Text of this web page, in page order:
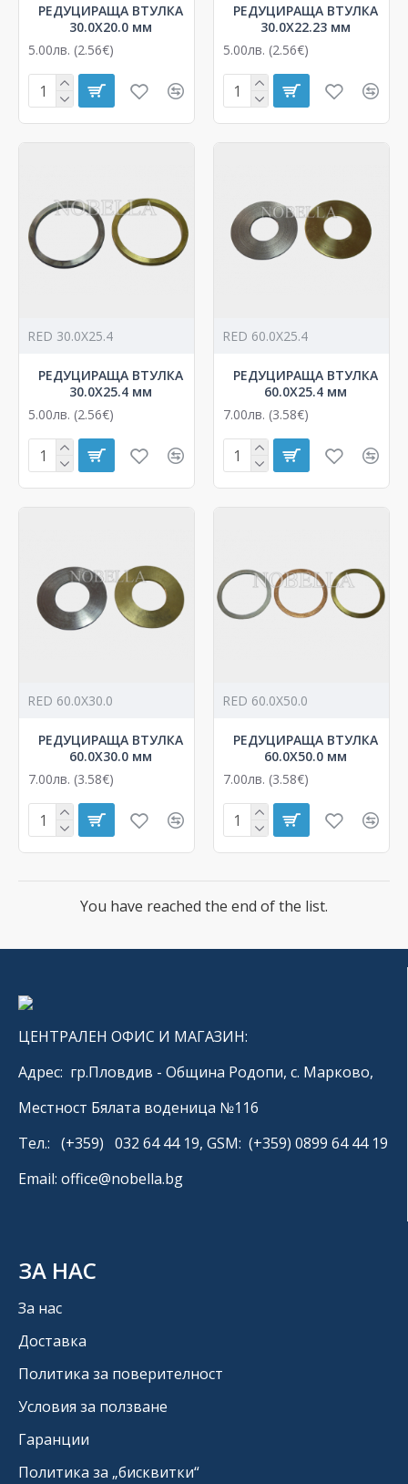
РЕДУЦИРАЩА ВТУЛКА
30.0X20.0 мм
5.00лв. (2.56€)
РЕДУЦИРАЩА ВТУЛКА
30.0X22.23 мм
5.00лв. (2.56€)
RED 30.0X25.4
РЕДУЦИРАЩА ВТУЛКА
30.0X25.4 мм
5.00лв. (2.56€)
RED 60.0X25.4
РЕДУЦИРАЩА ВТУЛКА
60.0X25.4 мм
7.00лв. (3.58€)
RED 60.0X30.0
РЕДУЦИРАЩА ВТУЛКА
60.0X30.0 мм
7.00лв. (3.58€)
RED 60.0X50.0
РЕДУЦИРАЩА ВТУЛКА
60.0X50.0 мм
7.00лв. (3.58€)
You have reached the end of the list.
ЦЕНТРАЛЕН ОФИС И МАГАЗИН:
Адрес: гр.Пловдив - Община Родопи, с. Марково,
Местност Бялата воденица №116
Тел.: (+359) 032 64 44 19, GSM: (+359) 0899 64 44 19
Email: office@nobella.bg
ЗА НАС
За нас
Доставка
Политика за поверителност
Условия за ползване
Гаранции
Политика за „бисквитки“